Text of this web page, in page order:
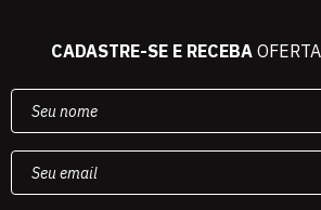
CADASTRE-SE E RECEBA